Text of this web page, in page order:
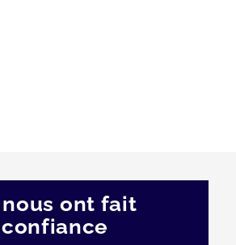
nous ont fait
confiance